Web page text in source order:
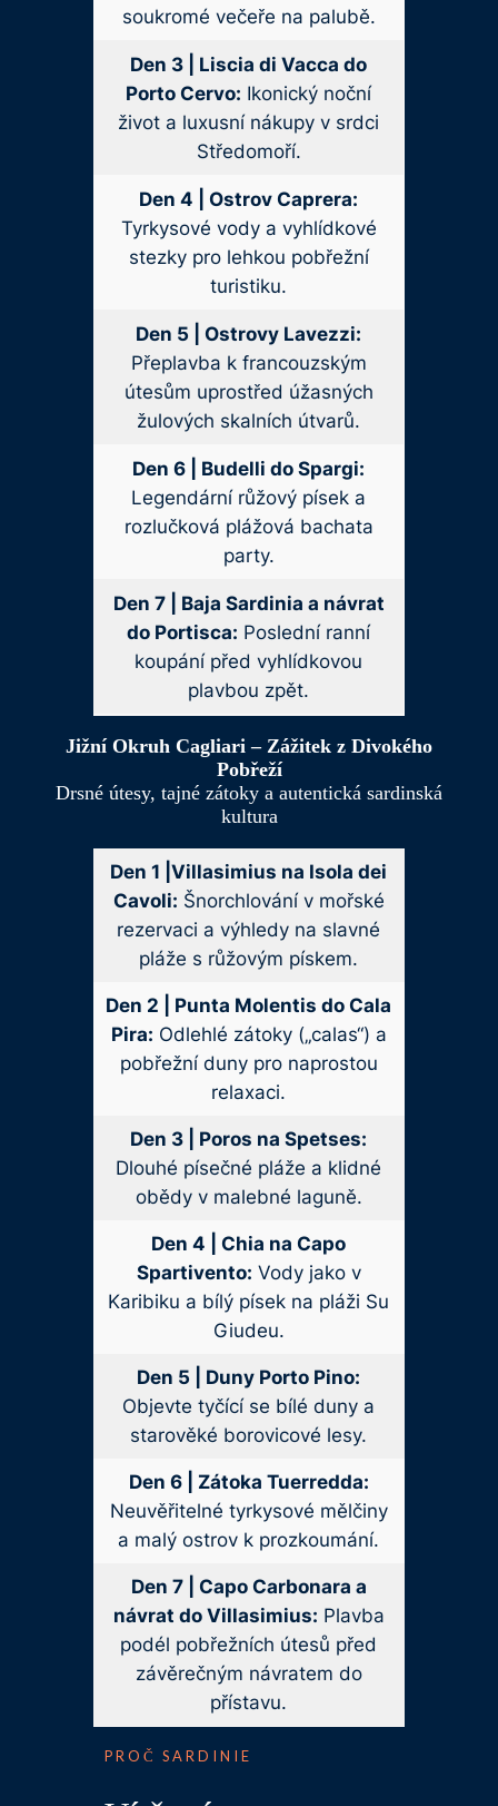
soukromé večeře na palubě.
Den 3 | Liscia di Vacca do
Porto Cervo: Ikonický noční
život a luxusní nákupy v srdci
Středomoří.
Den 4 | Ostrov Caprera:
Tyrkysové vody a vyhlídkové
stezky pro lehkou pobřežní
turistiku.
Den 5 | Ostrovy Lavezzi:
Přeplavba k francouzským
útesům uprostřed úžasných
žulových skalních útvarů.
Den 6 | Budelli do Spargi:
Legendární růžový písek a
rozlučková plážová bachata
party.
Den 7 | Baja Sardinia a návrat
do Portisca: Poslední ranní
koupání před vyhlídkovou
plavbou zpět.
Jižní Okruh Cagliari – Zážitek z Divokého
Pobřeží
Drsné útesy, tajné zátoky a autentická sardinská
kultura
Den 1 |Villasimius na Isola dei
Cavoli: Šnorchlování v mořské
rezervaci a výhledy na slavné
pláže s růžovým pískem.
Den 2 | Punta Molentis do Cala
Pira: Odlehlé zátoky („calas“) a
pobřežní duny pro naprostou
relaxaci.
Den 3 | Poros na Spetses:
Dlouhé písečné pláže a klidné
obědy v malebné laguně.
Den 4 | Chia na Capo
Spartivento: Vody jako v
Karibiku a bílý písek na pláži Su
Giudeu.
Den 5 | Duny Porto Pino:
Objevte tyčící se bílé duny a
starověké borovicové lesy.
Den 6 | Zátoka Tuerredda:
Neuvěřitelné tyrkysové mělčiny
a malý ostrov k prozkoumání.
Den 7 | Capo Carbonara a
návrat do Villasimius: Plavba
podél pobřežních útesů před
závěrečným návratem do
přístavu.
PROČ SARDINIE